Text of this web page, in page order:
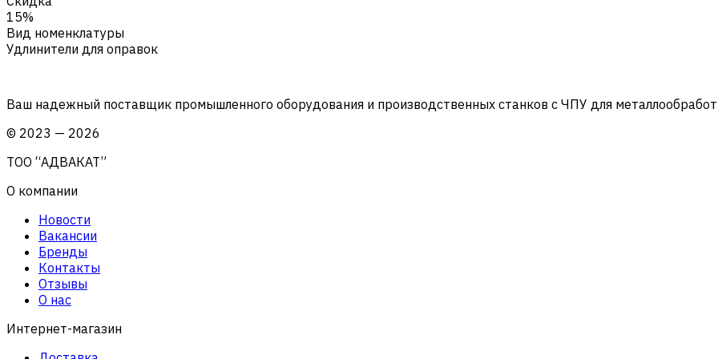
15%
Вид номенклатуры
Удлинители для оправок
Ваш надежный поставщик промышленного оборудования и производственных станков с ЧПУ для
© 2023 — 2026
ТОО “АДВАКАТ”
О компании
Новости
Вакансии
Бренды
Контакты
Отзывы
О нас
Интернет-магазин